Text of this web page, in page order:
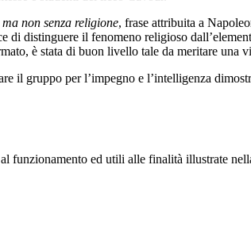
non senza religione, frase attribuita a
di distinguere il fenomeno religioso
è stata di buon livello tale da meritare una
il gruppo per l’impegno e l’intelligenza
funzionamento ed utili alle finalità illustrate